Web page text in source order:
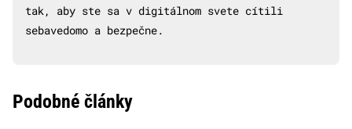
tak, aby ste sa v digitálnom svete cítili
sebavedomo a bezpečne.
Podobné články